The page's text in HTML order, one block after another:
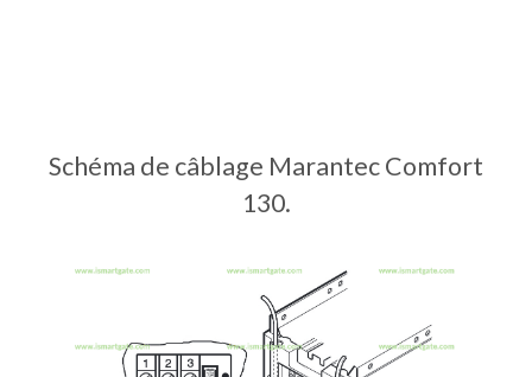
Schéma de câblage Marantec Comfort
130.